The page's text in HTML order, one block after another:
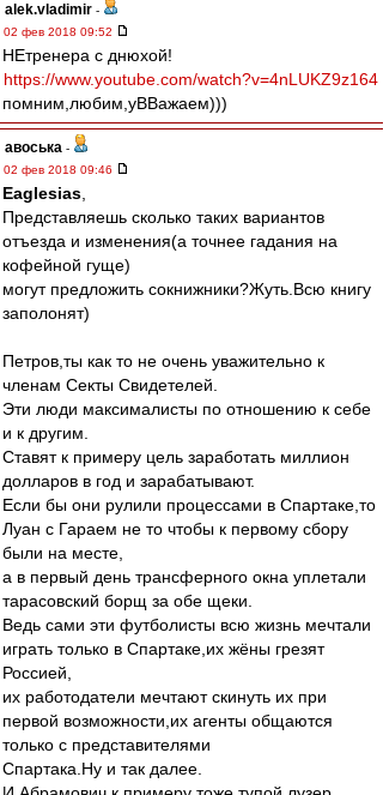
alek.vladimir -
02 фев 2018 09:52
НЕтренера с днюхой!
https://www.youtube.com/watch?v=4nLUKZ9z164
помним,любим,уВВажаем)))
авоська -
02 фев 2018 09:46
Eaglesias
Представляешь сколько таких вариантов
отъезда и изменения(а точнее гадания на
кофейной гуще)
могут предложить сокнижники?Жуть.Всю книгу
заполонят)
Петров,ты как то не очень уважительно к
членам Секты Свидетелей.
Эти люди максималисты по отношению к себе
и к другим.
Ставят к примеру цель заработать миллион
долларов в год и зарабатывают.
Если бы они рулили процессами в Спартаке,то
Луан с Гараем не то чтобы к первому сбору
были на месте,
а в первый день трансферного окна уплетали
тарасовский борщ за обе щеки.
Ведь сами эти футболисты всю жизнь мечтали
играть только в Спартаке,их жёны грезят
Россией,
их работодатели мечтают скинуть их при
первой возможности,их агенты общаются
только с представителями
Спартака.Ну и так далее.